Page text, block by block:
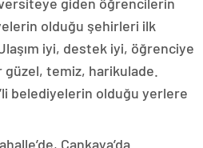
olduğu şehirleri ilk
iyi, destek iyi, öğrenciye
güzel, temiz, harikulade.
belediyelerin olduğu yerlere
Çankaya’da